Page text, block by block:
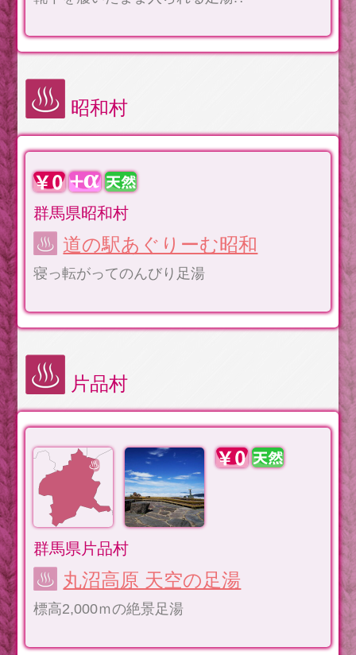
昭和村
群馬県昭和村
道の駅あぐりーむ昭和
寝っ転がってのんびり足湯
片品村
群馬県片品村
丸沼高原 天空の足湯
標高2,000ｍの絶景足湯